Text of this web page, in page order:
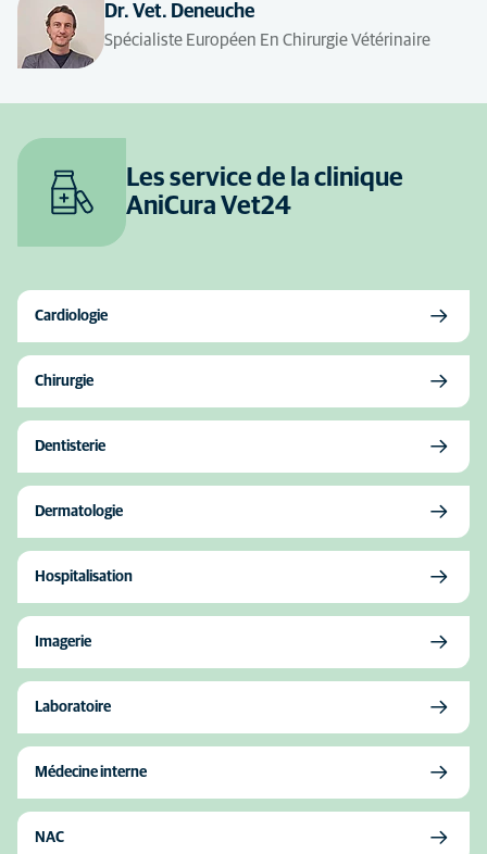
Dr. Vet. Deneuche
Spécialiste Européen En Chirurgie Vétérinaire
Les service de la clinique
AniCura Vet24
Cardiologie
Chirurgie
Dentisterie
Dermatologie
Hospitalisation
Imagerie
Laboratoire
Médecine interne
NAC